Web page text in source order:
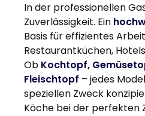
In der professionellen
Zuverlässigkeit. Ein
Basis für effizientes
Restaurantküchen,
Ob Kochtopf,
Fleischtopf – jedes
speziellen Zweck
Köche bei der perfekten